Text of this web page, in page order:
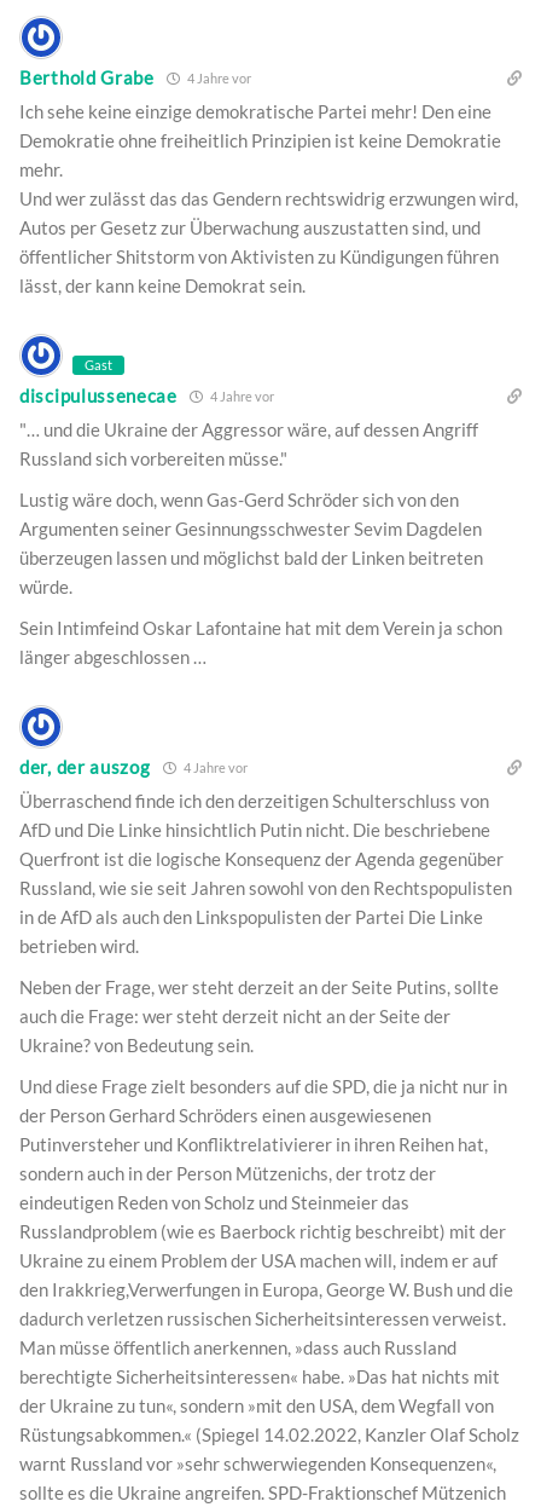
Berthold Grabe 4 Jahre vor
Ich sehe keine einzige demokratische Partei mehr! Den eine
Demokratie ohne freiheitlich Prinzipien ist keine Demokratie
mehr.
Und wer zulässt das das Gendern rechtswidrig erzwungen wird,
Autos per Gesetz zur Überwachung auszustatten sind, und
öffentlicher Shitstorm von Aktivisten zu Kündigungen führen
lässt, der kann keine Demokrat sein.
Gast
discipulussenecae 4 Jahre vor
"… und die Ukraine der Aggressor wäre, auf dessen Angriff
Russland sich vorbereiten müsse."
Lustig wäre doch, wenn Gas-Gerd Schröder sich von den
Argumenten seiner Gesinnungsschwester Sevim Dagdelen
überzeugen lassen und möglichst bald der Linken beitreten
würde.
Sein Intimfeind Oskar Lafontaine hat mit dem Verein ja schon
länger abgeschlossen …
der, der auszog 4 Jahre vor
Überraschend finde ich den derzeitigen Schulterschluss von
AfD und Die Linke hinsichtlich Putin nicht. Die beschriebene
Querfront ist die logische Konsequenz der Agenda gegenüber
Russland, wie sie seit Jahren sowohl von den Rechtspopulisten
in de AfD als auch den Linkspopulisten der Partei Die Linke
betrieben wird.
Neben der Frage, wer steht derzeit an der Seite Putins, sollte
auch die Frage: wer steht derzeit nicht an der Seite der
Ukraine? von Bedeutung sein.
Und diese Frage zielt besonders auf die SPD, die ja nicht nur in
der Person Gerhard Schröders einen ausgewiesenen
Putinversteher und Konfliktrelativierer in ihren Reihen hat,
sondern auch in der Person Mützenichs, der trotz der
eindeutigen Reden von Scholz und Steinmeier das
Russlandproblem (wie es Baerbock richtig beschreibt) mit der
Ukraine zu einem Problem der USA machen will, indem er auf
den Irakkrieg,Verwerfungen in Europa, George W. Bush und die
dadurch verletzen russischen Sicherheitsinteressen verweist.
Man müsse öffentlich anerkennen, »dass auch Russland
berechtigte Sicherheitsinteressen« habe. »Das hat nichts mit
der Ukraine zu tun«, sondern »mit den USA, dem Wegfall von
Rüstungsabkommen.« (Spiegel 14.02.2022, Kanzler Olaf Scholz
warnt Russland vor »sehr schwerwiegenden Konsequenzen«,
sollte es die Ukraine angreifen. SPD-Fraktionschef Mützenich